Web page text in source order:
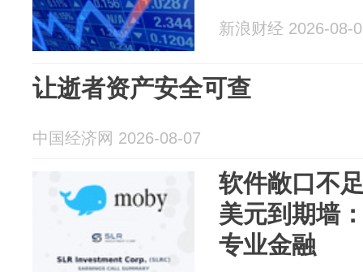
新浪财经 2026-08-
让逝者资产安全可查
中国经济网 2026-08-07
软件敞口不
美元到期墙
专业金融